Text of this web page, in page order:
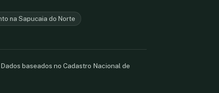
na Sapucaia do Norte
baseados no Cadastro Nacional de